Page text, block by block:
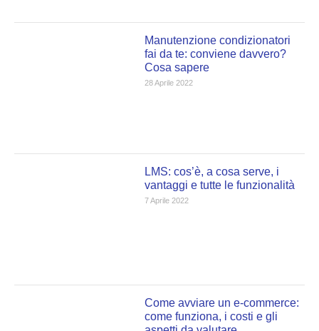
Manutenzione condizionatori
fai da te: conviene davvero?
Cosa sapere
28 Aprile 2022
LMS: cos’è, a cosa serve, i
vantaggi e tutte le funzionalità
7 Aprile 2022
Come avviare un e-commerce:
come funziona, i costi e gli